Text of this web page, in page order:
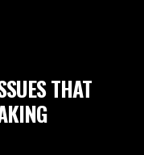
THAT